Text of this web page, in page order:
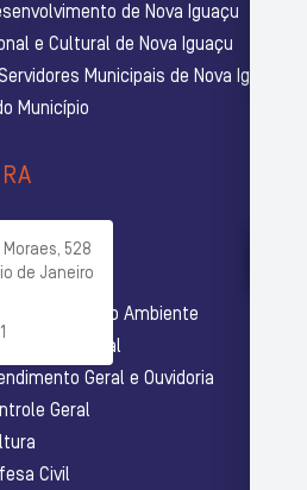
de Nova Iguaçu
e Cultural de Nova Iguaçu
Municipais de Nova Iguaçu
Município
528
de Janeiro
e Meio Ambiente
Social
Geral e Ouvidoria
Geral
Civil